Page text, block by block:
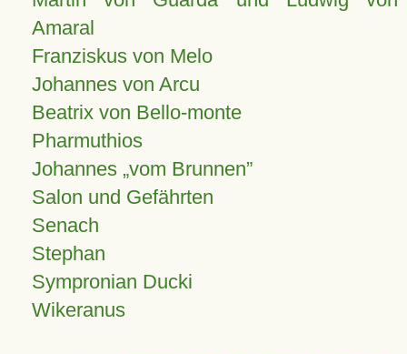
Amaral
Franziskus von Melo
Johannes von Arcu
Beatrix von Bello-monte
Pharmuthios
Johannes vom Brunnen
Salon und Gefährten
Senach
Stephan
Sympronian Ducki
Wikeranus